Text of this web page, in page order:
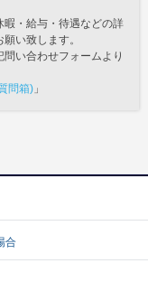
・給与・待遇などの詳
い致します。
い合わせフォームより
問箱) 」
合